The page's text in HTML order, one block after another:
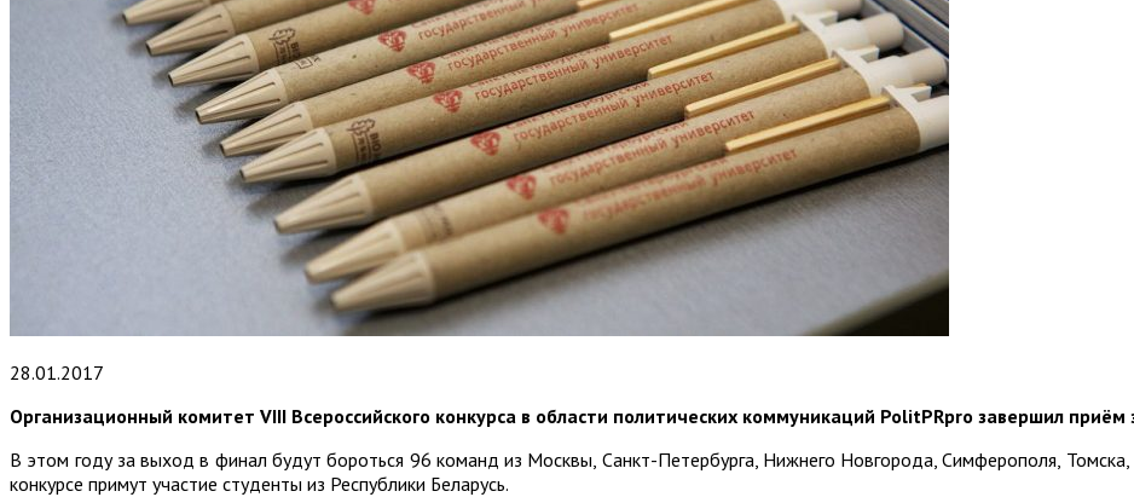
28.01.2017
Организационный комитет VIII Всероссийского конкурса в области политических коммуникаций PolitPRpro завершил приём
В этом году за выход в финал будут бороться 96 команд из Москвы, Санкт-Петербурга, Нижнего Новгорода, Симферополя,
конкурсе примут участие студенты из Республики Беларусь.